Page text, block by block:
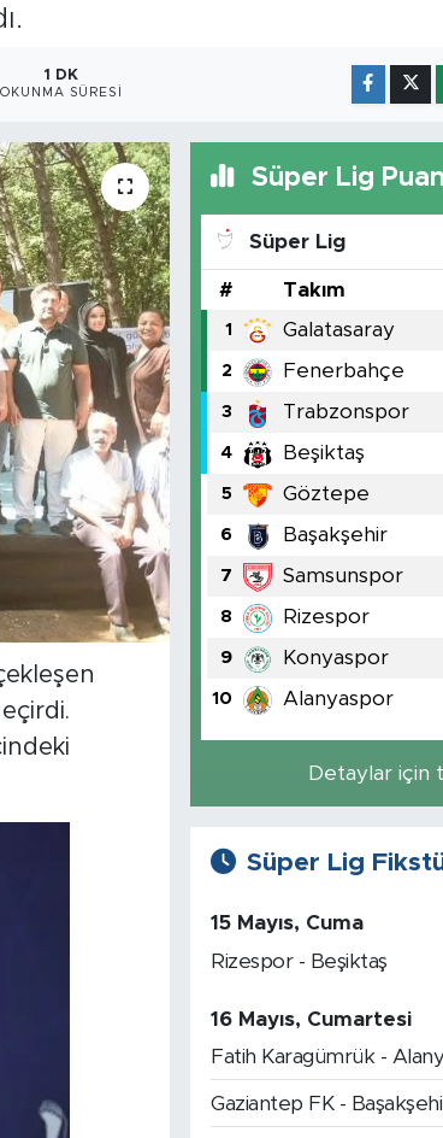
1 DK
OKUNMA SÜRESI
Süper Lig
Süper Lig
# Takım
1 Galatasaray
2 Fenerbahçe
3 Trabzonspor
4 Beşiktaş
5 Göztepe
6 Başakşehir
7 Samsunspor
8 Rizespor
9 Konyaspor
10 Alanyaspor
Detaylar için
Süper Lig
15 Mayıs, Cuma
Rizespor - Beşiktaş
16 Mayıs, Cumartesi
Fatih Karagümrük -
Gaziantep FK -